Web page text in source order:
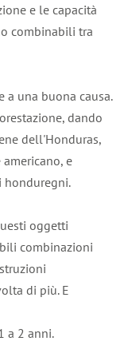
e le capacità
combinabili tra
a una buona causa.
dando
dell'Honduras,
e
honduregni.
oggetti
combinazioni
di più. E
a 2 anni.